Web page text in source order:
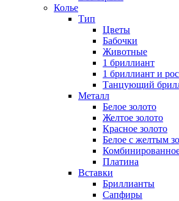
Колье
Тип
Цветы
Бабочки
Животные
1 бриллиант
1 бриллиант и
Танцующий
Металл
Белое золото
Желтое золото
Красное золото
Белое с желтым
Платина
Вставки
Бриллианты
Сапфиры